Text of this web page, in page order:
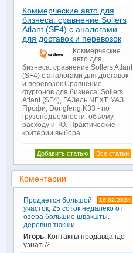
Коммерческие авто для
бизнеса: сравнение Sollers
Atlant (SF4) с аналогами
для доставок и перевозок
Коммерческие
авто для
бизнеса: сравнение Sollers Atlant
(SF4) с аналогами для доставок
и перевозок.Сравнение
фургонов для бизнеса: Sollers
Atlant (SF4), ГАЗель NEXT, УАЗ
Профи, Dongfeng K33 - по
грузоподъёмности, объёму,
расходу и ТО. Практические
критерии выбора...
Все статьи
Добавить статью
Коментарии
16.02.2024
Продается большой
участок, 25 соток недалеко от
озера большие швакшты.
деревня тюкши.
Игорь: Контакты продавца где
узнать?